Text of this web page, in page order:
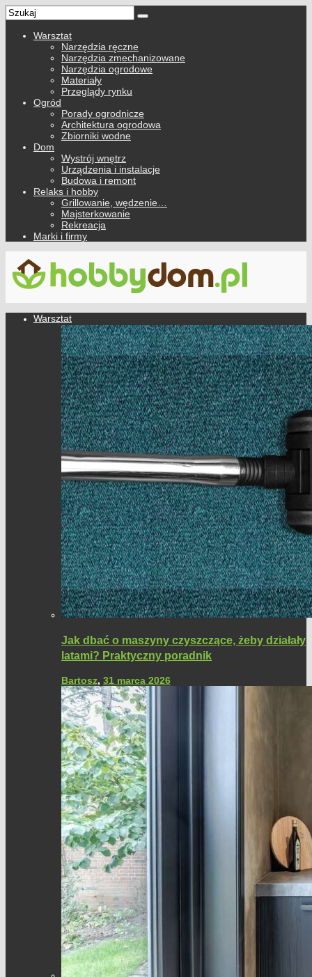
Warsztat
Narzędzia ręczne
Narzędzia zmechanizowane
Narzędzia ogrodowe
Materiały
Przeglądy rynku
Ogród
Porady ogrodnicze
Architektura ogrodowa
Zbiorniki wodne
Dom
Wystrój wnętrz
Urządzenia i instalacje
Budowa i remont
Relaks i hobby
Grillowanie, wędzenie…
Majsterkowanie
Rekreacja
Marki i firmy
Warsztat
Jak dbać o maszyny czyszczące, żeby działały
latami? Praktyczny poradnik
Bartosz, 31 marca 2026